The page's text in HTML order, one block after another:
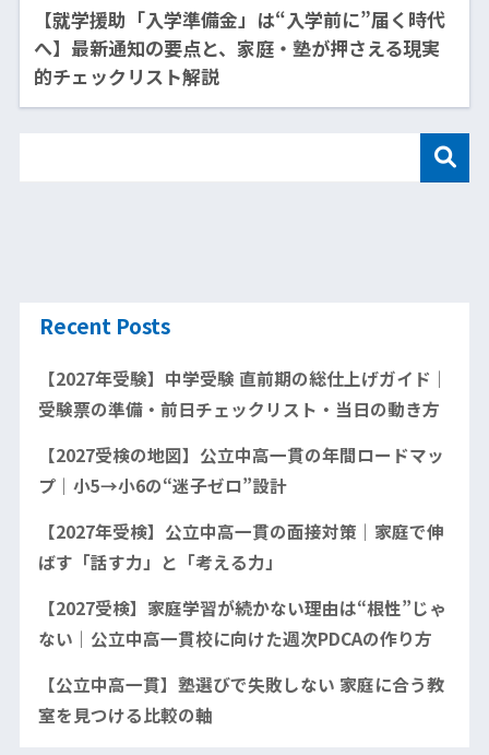
【就学援助「入学準備金」は“入学前に”届く時代
へ】最新通知の要点と、家庭・塾が押さえる現実
的チェックリスト解説
Recent Posts
【2027年受験】中学受験 直前期の総仕上げガイド｜
受験票の準備・前日チェックリスト・当日の動き方
【2027受検の地図】公立中高一貫の年間ロードマッ
プ｜小5→小6の“迷子ゼロ”設計
【2027年受検】公立中高一貫の面接対策｜家庭で伸
ばす「話す力」と「考える力」
【2027受検】家庭学習が続かない理由は“根性”じゃ
ない｜公立中高一貫校に向けた週次PDCAの作り方
【公立中高一貫】塾選びで失敗しない 家庭に合う教
室を見つける比較の軸